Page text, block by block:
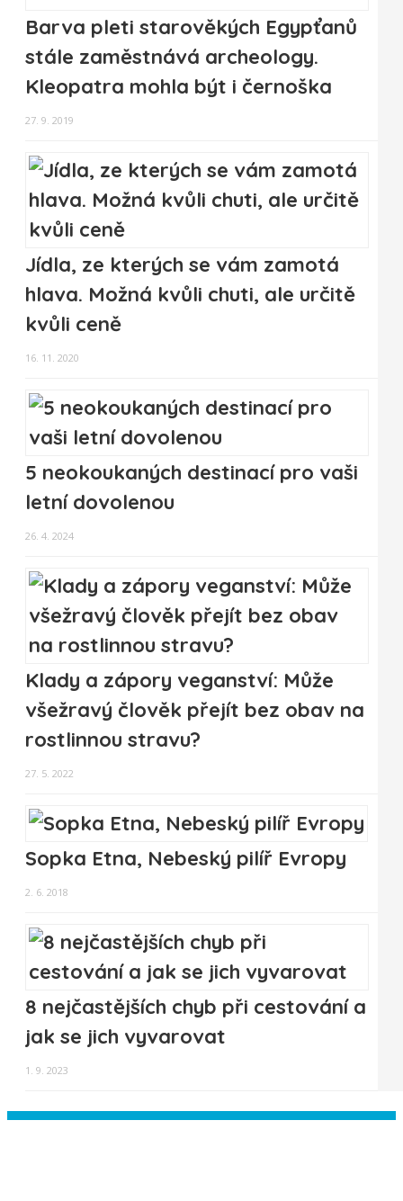
Barva pleti starověkých Egypťanů
stále zaměstnává archeology.
Kleopatra mohla být i černoška
27. 9. 2019
Jídla, ze kterých se vám zamotá
hlava. Možná kvůli chuti, ale určitě
kvůli ceně
16. 11. 2020
5 neokoukaných destinací pro vaši
letní dovolenou
26. 4. 2024
Klady a zápory veganství: Může
všežravý člověk přejít bez obav na
rostlinnou stravu?
27. 5. 2022
Sopka Etna, Nebeský pilíř Evropy
2. 6. 2018
8 nejčastějších chyb při cestování a
jak se jich vyvarovat
1. 9. 2023